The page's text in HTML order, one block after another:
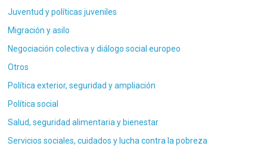
Juventud y políticas juveniles
Migración y asilo
Negociación colectiva y diálogo social europeo
Otros
Política exterior, seguridad y ampliación
Política social
Salud, seguridad alimentaria y bienestar
Servicios sociales, cuidados y lucha contra la pobreza